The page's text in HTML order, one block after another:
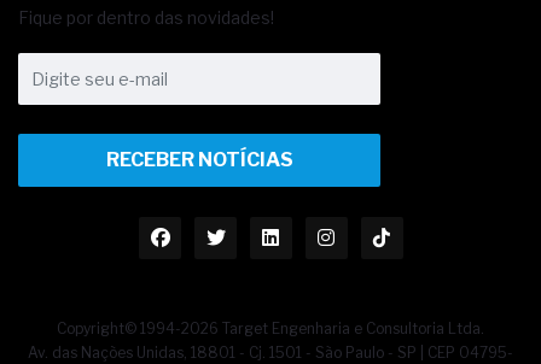
Fique por dentro das novidades!
RECEBER NOTÍCIAS
Copyright© 1994-2026 Target Engenharia e Consultoria Ltda.
Av. das Nações Unidas, 18801 - Cj. 1501 - São Paulo - SP | CEP 04795-